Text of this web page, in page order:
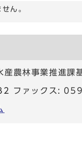
ん。
産農林事業推進課
ファックス: